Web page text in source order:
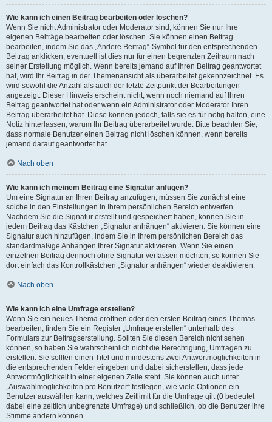
Wie kann ich einen Beitrag bearbeiten oder löschen?
Wenn Sie nicht Administrator oder Moderator sind, können Sie nur Ihre
eigenen Beiträge bearbeiten oder löschen. Sie können einen Beitrag
bearbeiten, indem Sie das „Ändere Beitrag“-Symbol für den entsprechenden
Beitrag anklicken; eventuell ist dies nur für einen begrenzten Zeitraum nach
seiner Erstellung möglich. Wenn bereits jemand auf Ihren Beitrag geantwortet
hat, wird Ihr Beitrag in der Themenansicht als überarbeitet gekennzeichnet. Es
wird sowohl die Anzahl als auch der letzte Zeitpunkt der Bearbeitungen
angezeigt. Dieser Hinweis erscheint nicht, wenn noch niemand auf Ihren
Beitrag geantwortet hat oder wenn ein Administrator oder Moderator Ihren
Beitrag überarbeitet hat. Diese können jedoch, falls sie es für nötig halten, eine
Notiz hinterlassen, warum Ihr Beitrag überarbeitet wurde. Bitte beachten Sie,
dass normale Benutzer einen Beitrag nicht löschen können, wenn bereits
jemand darauf geantwortet hat.
Nach oben
Wie kann ich meinem Beitrag eine Signatur anfügen?
Um eine Signatur an Ihren Beitrag anzufügen, müssen Sie zunächst eine
solche in den Einstellungen in Ihrem persönlichen Bereich entwerfen.
Nachdem Sie die Signatur erstellt und gespeichert haben, können Sie in
jedem Beitrag das Kästchen „Signatur anhängen“ aktivieren. Sie können eine
Signatur auch hinzufügen, indem Sie in Ihrem persönlichen Bereich das
standardmäßige Anhängen Ihrer Signatur aktivieren. Wenn Sie einen
einzelnen Beitrag dennoch ohne Signatur verfassen möchten, so können Sie
dort einfach das Kontrollkästchen „Signatur anhängen“ wieder deaktivieren.
Nach oben
Wie kann ich eine Umfrage erstellen?
Wenn Sie ein neues Thema eröffnen oder den ersten Beitrag eines Themas
bearbeiten, finden Sie ein Register „Umfrage erstellen“ unterhalb des
Formulars zur Beitragserstellung. Sollten Sie diesen Bereich nicht sehen
können, so haben Sie wahrscheinlich nicht die Berechtigung, Umfragen zu
erstellen. Sie sollten einen Titel und mindestens zwei Antwortmöglichkeiten in
die entsprechenden Felder eingeben und dabei sicherstellen, dass jede
Antwortmöglichkeit in einer eigenen Zeile steht. Sie können auch unter
„Auswahlmöglichkeiten pro Benutzer“ festlegen, wie viele Optionen ein
Benutzer auswählen kann, welches Zeitlimit für die Umfrage gilt (0 bedeutet
dabei eine zeitlich unbegrenzte Umfrage) und schließlich, ob die Benutzer ihre
Stimme ändern können.